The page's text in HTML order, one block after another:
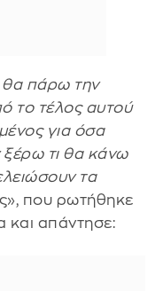
θα πάρω την
το τέλος αυτού
για όσα
ξέρω τι θα κάνω
τα
που ρωτήθηκε
και απάντησε: